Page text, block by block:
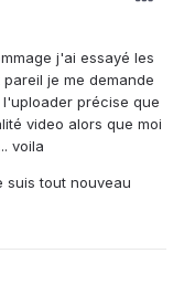
j'ai essayé les
je me demande
précise que
video alors que moi
voila
suis tout nouveau